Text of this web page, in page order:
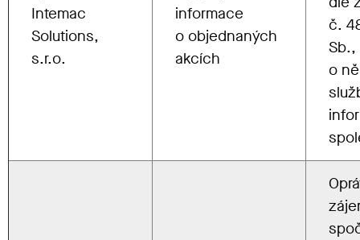
Intemac
Solutions,
s.r.o.
informace
o objednaných
akcích
č.
Sb.,
o